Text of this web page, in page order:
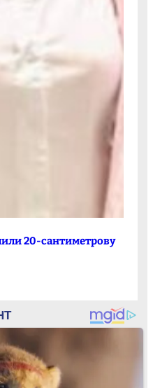
20-сантиметрову